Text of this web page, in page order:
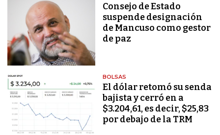
Consejo de Estado
suspende designación
de Mancuso como gestor
de paz
BOLSAS
El dólar retomó su senda
bajista y cerró en a
$3.204,61, es decir, $25,83
por debajo de la TRM